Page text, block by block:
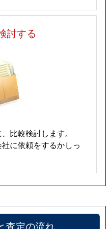
討する
比較検討します。
に依頼をするかしっ
査定の流れ